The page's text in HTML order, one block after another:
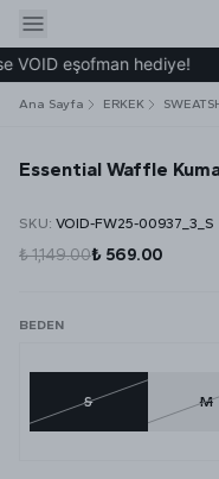
eşofman hediye!
Ana Sayfa ERKEK
Essential Waffle
SKU: VOID-FW25-00937_3_S
₺ 1,149.00₺ 569.00
BEDEN
S M